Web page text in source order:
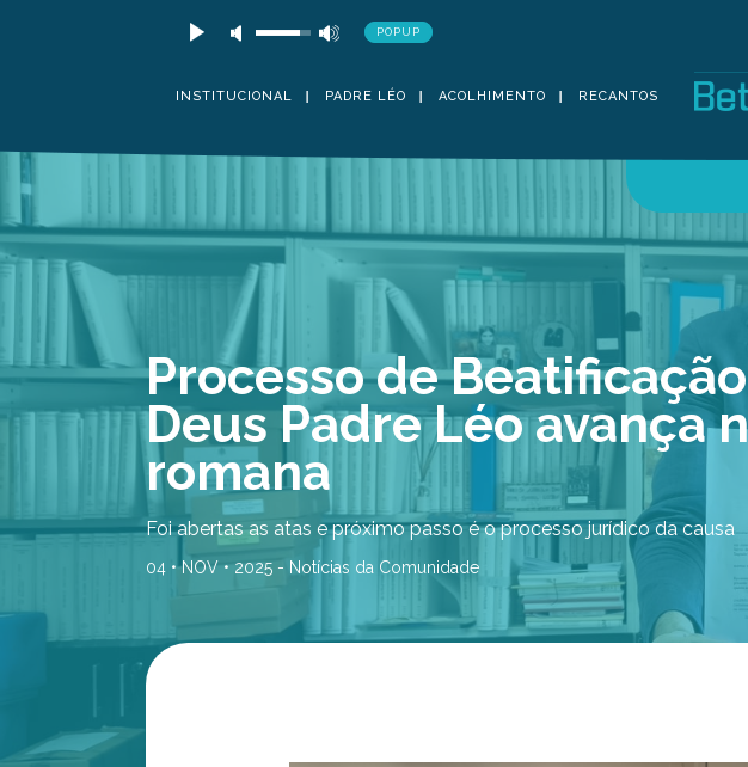
POPUP
INSTITUCIONAL PADRE LÉO ACOLHIMENTO RECANTOS
Processo de
Deus Padre Léo avança
romana
Foi abertas as atas e próximo passo é o processo jurídico da causa
04 • NOV • 2025 - Notícias da Comunidade